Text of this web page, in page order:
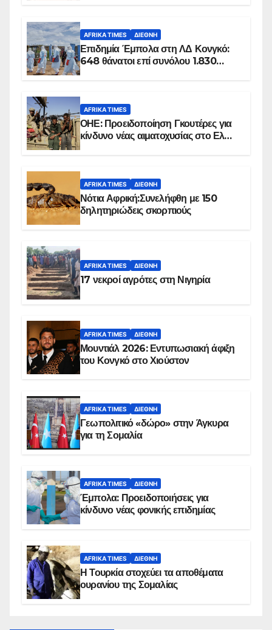
AFRIKA TIMES ΔΙΕΘΝΉ
Επιδημία Έμπολα στη ΛΔ Κονγκό:
648 θάνατοι επί συνόλου 1.830
AFRIKA TIMES
ΟΗΕ: Προειδοποίηση Γκουτέρες για
κίνδυνο νέας αιματοχυσίας στο Ελ
AFRIKA TIMES ΔΙΕΘΝΉ
Νότια Αφρική:Συνελήφθη με 150
δηλητηριώδεις σκορπιούς
AFRIKA TIMES ΔΙΕΘΝΉ
17 νεκροί αγρότες στη Νιγηρία
AFRIKA TIMES ΔΙΕΘΝΉ
Μουντιάλ 2026: Εντυπωσιακή άφιξη
του Κονγκό στο Χιούστον
AFRIKA TIMES ΔΙΕΘΝΉ
Γεωπολιτικό «δώρο» στην Άγκυρα
για τη Σομαλία
AFRIKA TIMES ΔΙΕΘΝΉ
Έμπολα: Προειδοποιήσεις για
κίνδυνο νέας φονικής επιδημίας
AFRIKA TIMES ΔΙΕΘΝΉ
Η Τουρκία στοχεύει τα αποθέματα
ουρανίου της Σομαλίας